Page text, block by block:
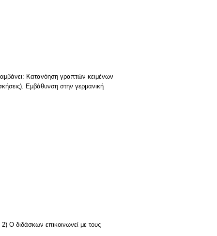
Κατανόηση γραπτών κειμένων
Εμβάθυνση στην γερμανική
Ο διδάσκων επικοινωνεί με τους